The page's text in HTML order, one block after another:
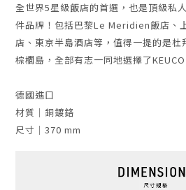
全世界5星級飯店的首選，也是頂級私
件品牌！包括巴黎Le Meridien飯店、
店、東京半島酒店等，值得一提的是杜
棕櫚島，全部有志一同地選擇了KEUCO
德國進口
材質｜銅鍍鉻
尺寸｜370 mm